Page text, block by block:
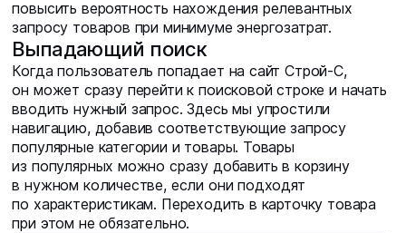
повысить вероятность нахождения релевантных
запросу товаров при минимуме энергозатрат.
Выпадающий поиск
Когда пользователь попадает на сайт Строй-С,
он может сразу перейти к поисковой строке и начать
вводить нужный запрос. Здесь мы упростили
навигацию, добавив соответствующие запросу
популярные категории и товары. Товары
из популярных можно сразу добавить в корзину
в нужном количестве, если они подходят
по характеристикам. Переходить в карточку товара
при этом не обязательно.